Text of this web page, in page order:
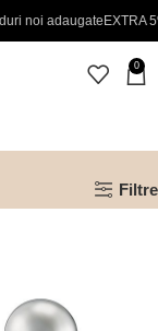
EXTRA 5% CARD
0
Filtre